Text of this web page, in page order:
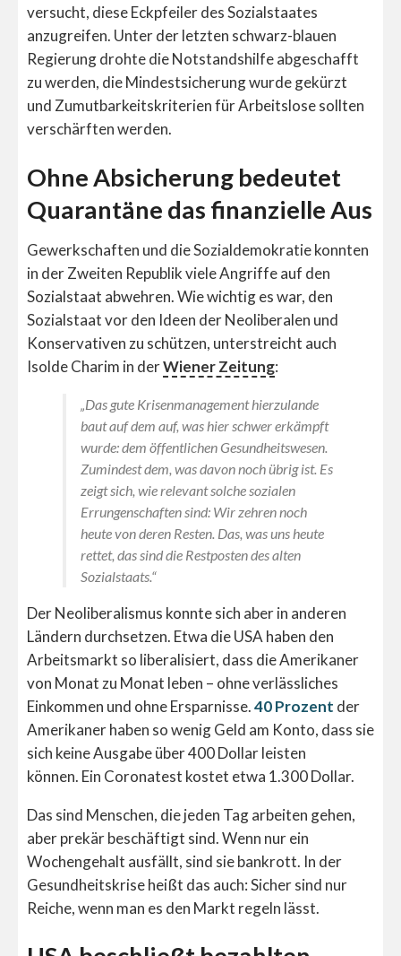
versucht, diese Eckpfeiler des Sozialstaates
anzugreifen. Unter der letzten schwarz-blauen
Regierung drohte die Notstandshilfe abgeschafft
zu werden, die Mindestsicherung wurde gekürzt
und Zumutbarkeitskriterien für Arbeitslose sollten
verschärften werden.
Ohne Absicherung bedeutet
Quarantäne das finanzielle Aus
Gewerkschaften und die Sozialdemokratie konnten
in der Zweiten Republik viele Angriffe auf den
Sozialstaat abwehren. Wie wichtig es war, den
Sozialstaat vor den Ideen der Neoliberalen und
Konservativen zu schützen, unterstreicht auch
Isolde Charim in derWiener Zeitung:
„Das gute Krisenmanagement hierzulande
baut auf dem auf, was hier schwer erkämpft
wurde: dem öffentlichen Gesundheitswesen.
Zumindest dem, was davon noch übrig ist. Es
zeigt sich, wie relevant solche sozialen
Errungenschaften sind: Wir zehren noch
heute von deren Resten. Das, was uns heute
rettet, das sind die Restposten des alten
Sozialstaats.“
Der Neoliberalismus konnte sich aber in anderen
Ländern durchsetzen. Etwa die USA haben den
Arbeitsmarkt so liberalisiert, dass die Amerikaner
von Monat zu Monat leben – ohne verlässliches
Einkommen und ohne Ersparnisse.40 Prozent der
Amerikaner haben so wenig Geld am Konto, dass sie
sich keine Ausgabe über 400 Dollar leisten
können. Ein Coronatest kostet etwa 1.300 Dollar.
Das sind Menschen, die jeden Tag arbeiten gehen,
aber prekär beschäftigt sind. Wenn nur ein
Wochengehalt ausfällt, sind sie bankrott. In der
Gesundheitskrise heißt das auch: Sicher sind nur
Reiche, wenn man es den Markt regeln lässt.